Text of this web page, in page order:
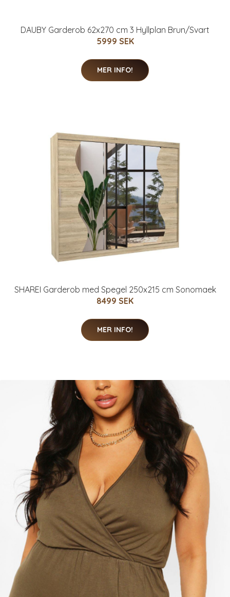
DAUBY Garderob 62x270 cm 3 Hyllplan Brun/Svart
5999 SEK
MER INFO!
SHAREI Garderob med Spegel 250x215 cm Sonomaek
8499 SEK
MER INFO!